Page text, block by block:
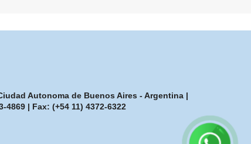
Autonoma de Buenos Aires - Argentina |
4869| Fax: (+54 11) 4372-6322